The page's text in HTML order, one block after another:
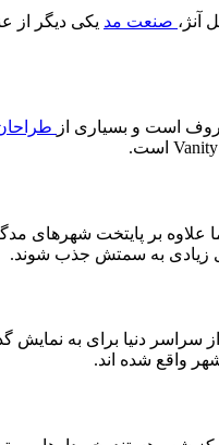
آنژ، صنعت مد یکی دیگر از
است و بسیاری از
بر پایتخت شهرهای
زیادی به سمتش جذب شوند.
سراسر دنیا برای به
واقع شده اند.